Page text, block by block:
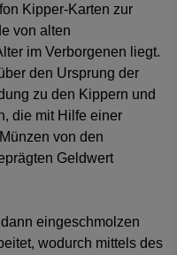
Kipper-Karten zur
von alten
im Verborgenen liegt.
den Ursprung der
zu den Kippern und
die mit Hilfe einer
von den
Geldwert
eingeschmolzen
wodurch mittels des